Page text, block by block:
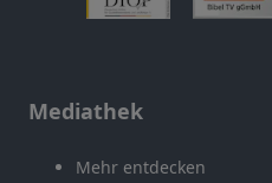
Mediathek
Mehr entdecken